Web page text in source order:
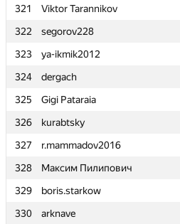
321
Viktor Tarannikov
322
segorov228
323
ya-ikmik2012
324
dergach
325
Gigi Pataraia
326
kurabtsky
327
r.mammadov2016
328
Максим Пилипович
329
boris.starkow
330
arknave
321
Viktor Tarannikov
322
segorov228
323
ya-ikmik2012
324
dergach
325
Gigi Pataraia
326
kurabtsky
327
r.mammadov2016
328
Максим Пилипович
329
boris.starkow
330
arknave